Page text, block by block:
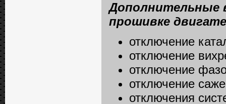
Дополнительные
прошивке
отключение
отключение
отключение
отключение
отключения